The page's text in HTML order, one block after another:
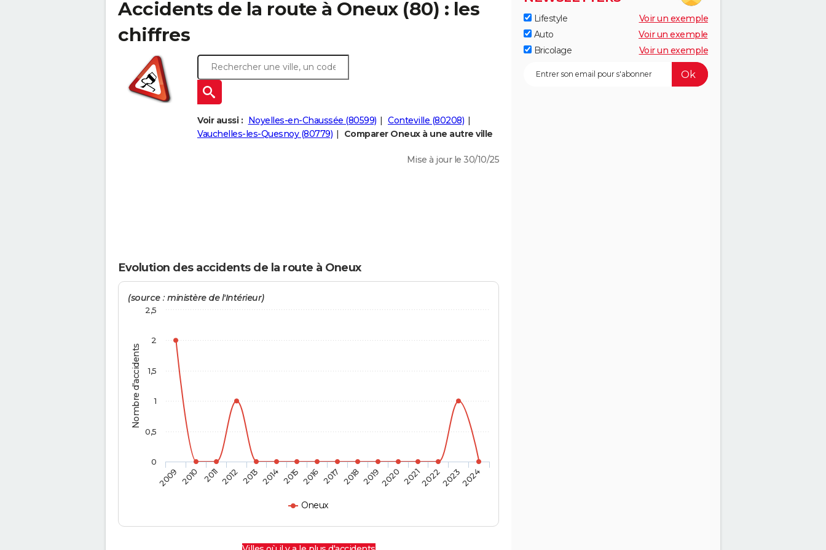
Accidents de la route à Oneux (80) : les
chiffres
Voir aussi : Noyelles-en-Chaussée (80599)
Conteville (80208)
Vauchelles-les-Quesnoy (80779)
Comparer Oneux à une autre ville
Mise à jour le 30/10/25
Evolution des accidents de la route à Oneux
Nombre d'accidents
(source : ministère de l'Intérieur)
Oneux
2009 2010 2011 2012 2013 2014 2015 2016 2017 2018 20192020 2021202220232024
0
0,5
1
1,5
2
2,5
Lifestyle
Voir un exemple
Auto
Voir un exemple
Bricolage
Voir un exemple